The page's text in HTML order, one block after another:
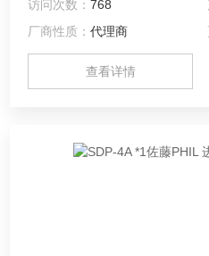
访问次数：768
厂商性质：代理商
查看详情